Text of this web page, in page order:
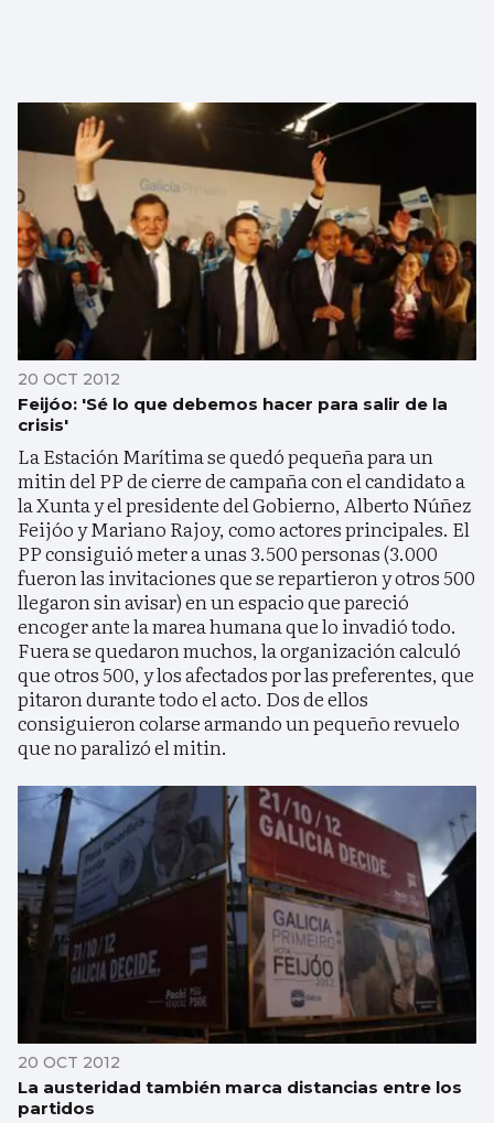
20 OCT 2012
Feijóo: 'Sé lo que debemos hacer para salir de la
crisis'
La Estación Marítima se quedó pequeña para un
mitin del PP de cierre de campaña con el candidato a
la Xunta y el presidente del Gobierno, Alberto Núñez
Feijóo y Mariano Rajoy, como actores principales. El
PP consiguió meter a unas 3.500 personas (3.000
fueron las invitaciones que se repartieron y otros 500
llegaron sin avisar) en un espacio que pareció
encoger ante la marea humana que lo invadió todo.
Fuera se quedaron muchos, la organización calculó
que otros 500, y los afectados por las preferentes, que
pitaron durante todo el acto. Dos de ellos
consiguieron colarse armando un pequeño revuelo
que no paralizó el mitin.
20 OCT 2012
La austeridad también marca distancias entre los
partidos